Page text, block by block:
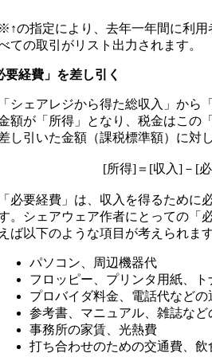
の指定により、去年一年間に利用
ての取引がリスト出力されます。
要経費」を差し引く
シェアレジから得た総収入」から
額が「所得」となり、税金はこの
し引いた金額（課税標準額）に対
[所得]＝[収入]－[
必要経費」は、収入を得るために
。シェアウェア作者にとっての「
ば以下のような項目が考えられます
パソコン、周辺機器代
フロッピー、プリンタ用紙、
プロバイダ料金、電話代などの
参考書、マニュアル、雑誌など
事務所の家賃、光熱費
打ち合わせのための交通費、飲